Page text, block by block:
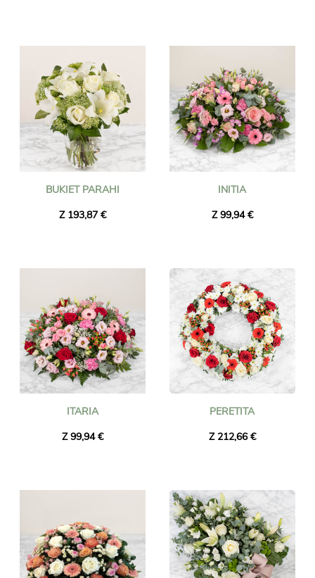
BUKIET PARAHI
Z 193,87 €
INITIA
Z 99,94 €
ITARIA
Z 99,94 €
PERETITA
Z 212,66 €